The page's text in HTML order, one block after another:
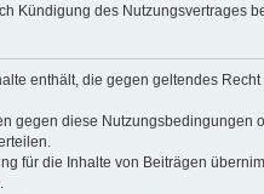
Kündigung des Nutzungsvertrages
enthält, die gegen geltendes
gegen diese
für die Inhalte von Beiträgen